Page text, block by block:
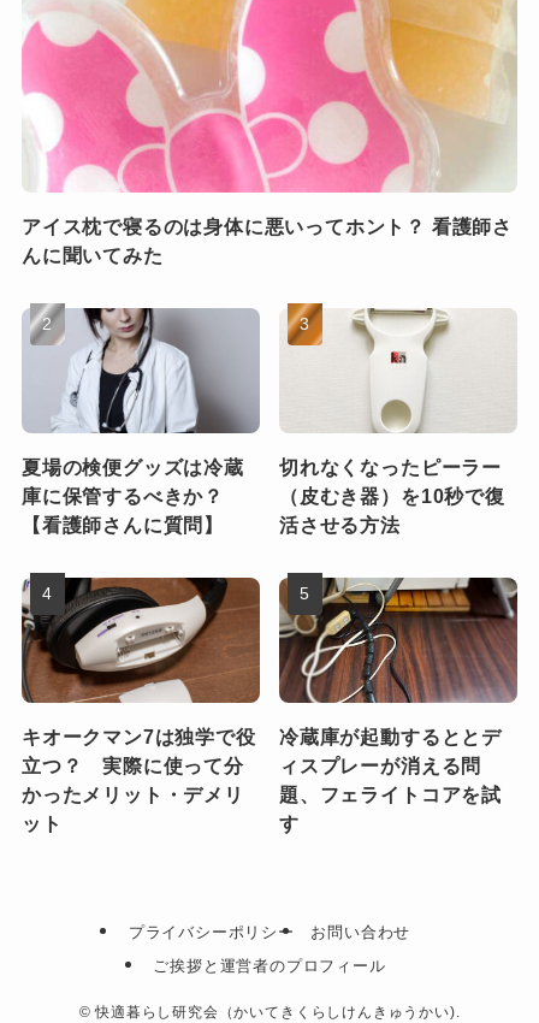
アイス枕で寝るのは身体に悪いってホント？ 看護師さ
んに聞いてみた
夏場の検便グッズは冷蔵
庫に保管するべきか？
【看護師さんに質問】
切れなくなったピーラー
（皮むき器）を10秒で復
活させる方法
キオークマン7は独学で役
立つ？ 実際に使って分
かったメリット・デメリ
ット
冷蔵庫が起動するととデ
ィスプレーが消える問
題、フェライトコアを試
す
プライバシーポリシー
お問い合わせ
ご挨拶と運営者のプロフィール
© 快適暮らし研究会（かいてきくらしけんきゅうかい).